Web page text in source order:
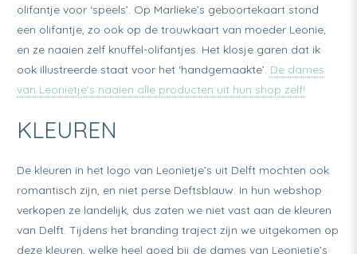
olifantje voor ‘speels’. Op Marlieke’s geboortekaart stond
een olifantje, zo ook op de trouwkaart van moeder Leonie,
en ze naaien zelf knuffel-olifantjes. Het klosje garen dat ik
ook illustreerde staat voor het ‘handgemaakte’. De dames
van Leonietje’s naaien alle producten uit hun shop zelf!
KLEUREN
De kleuren in het logo van Leonietje’s uit Delft mochten ook
romantisch zijn, en niet perse Deftsblauw. In hun webshop
verkopen ze landelijk, dus zaten we niet vast aan de kleuren
van Delft. Tijdens het branding traject zijn we uitgekomen op
deze kleuren, welke heel goed bij de dames van Leonietje’s